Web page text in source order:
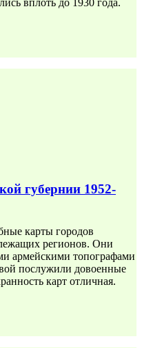
вплоть до 1930 года.
губернии 1952-
карты городов
регионов. Они
армейскими топографами
послужили довоенные
карт отличная.